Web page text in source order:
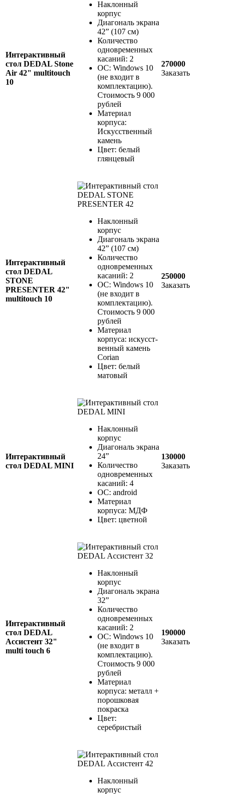
Интерактивный
стол DEDAL Stone
Air 42" multitouch
10
Наклонный
корпус
Диагональ экрана
42” (107 см)
Количество
одновременных
касаний: 2
ОС: Windows 10
(не входит в
комплектацию).
Стоимость 9 000
рублей
Материал
корпуса:
Искусственный
камень
Цвет: белый
глянцевый
270000
Заказать
Интерактивный
стол DEDAL
STONE
PRESENTER 42"
multitouch 10
Наклонный
корпус
Диагональ экрана
42” (107 см)
Количество
одновременных
касаний: 2
ОС: Windows 10
(не входит в
комплектацию).
Стоимость 9 000
рублей
Материал
корпуса: искусст-
венный камень
Corian
Цвет: белый
матовый
250000
Заказать
Интерактивный
стол DEDAL MINI
Наклонный
корпус
Диагональ экрана
24”
Количество
одновременных
касаний: 4
ОС: android
Материал
корпуса: МДФ
Цвет: цветной
130000
Заказать
Интерактивный
стол DEDAL
Ассистент 32"
multi touch 6
Наклонный
корпус
Диагональ экрана
32”
Количество
одновременных
касаний: 2
ОС: Windows 10
(не входит в
комплектацию).
Стоимость 9 000
рублей
Материал
корпуса: металл +
порошковая
покраска
Цвет:
серебристый
190000
Заказать
Наклонный
корпус